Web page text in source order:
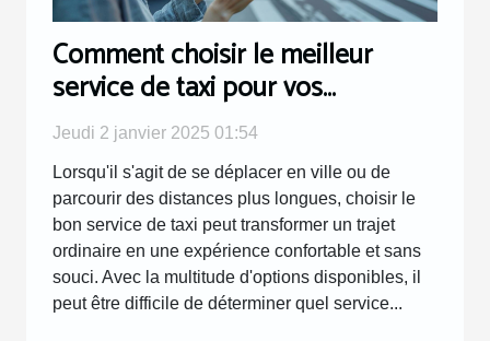
Comment choisir le meilleur
service de taxi pour vos
déplacements
Jeudi 2 janvier 2025 01:54
Lorsqu'il s'agit de se déplacer en ville ou de
parcourir des distances plus longues, choisir le
bon service de taxi peut transformer un trajet
ordinaire en une expérience confortable et sans
souci. Avec la multitude d'options disponibles, il
peut être difficile de déterminer quel service...